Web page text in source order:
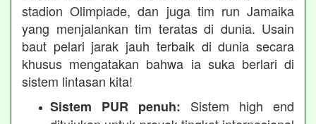
stadion Olimpiade, dan juga tim run Jamaika
yang menjalankan tim teratas di dunia. Usain
baut pelari jarak jauh terbaik di dunia secara
khusus mengatakan bahwa ia suka berlari di
sistem lintasan kita!
Sistem PUR penuh: Sistem high end